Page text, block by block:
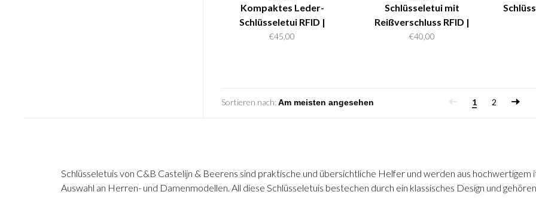
Kompaktes Leder-
Schlüsseletui RFID |
schwarz
€45,00
Schlüsseletui mit
Reißverschluss RFID |
mocca
€40,00
Sortieren nach: 1 2
Schlüsseletuis von C&B Castelijn & Beerens sind praktische und übersichtliche Helfer und werden aus
Auswahl an Herren- und Damenmodellen. All diese Schlüsseletuis bestechen durch ein klassisches Design und